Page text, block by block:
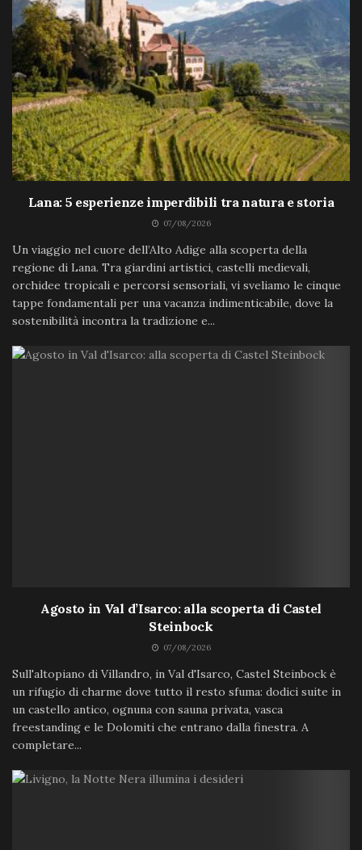
Lana: 5 esperienze imperdibili tra natura e storia
07/08/2026
Un viaggio nel cuore dell’Alto Adige alla scoperta della
regione di Lana. Tra giardini artistici, castelli medievali,
orchidee tropicali e percorsi sensoriali, vi sveliamo le cinque
tappe fondamentali per una vacanza indimenticabile, dove la
sostenibilità incontra la tradizione e...
Agosto in Val d’Isarco: alla scoperta di Castel
Steinbock
07/08/2026
Sull'altopiano di Villandro, in Val d'Isarco, Castel Steinbock è
un rifugio di charme dove tutto il resto sfuma: dodici suite in
un castello antico, ognuna con sauna privata, vasca
freestanding e le Dolomiti che entrano dalla finestra. A
completare...